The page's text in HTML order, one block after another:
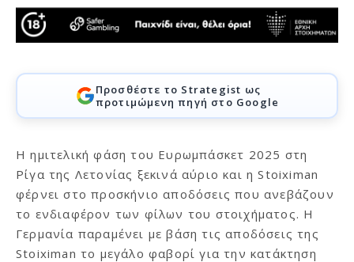
Προσθέστε το Strategist ως
προτιμώμενη πηγή στο Google
Η ημιτελική φάση του Ευρωμπάσκετ 2025 στη
Ρίγα της Λετονίας ξεκινά αύριο και η Stoiximan
φέρνει στο προσκήνιο αποδόσεις που ανεβάζουν
το ενδιαφέρον των φίλων του στοιχήματος. Η
Γερμανία παραμένει με βάση τις αποδόσεις της
Stoiximan το μεγάλο φαβορί για την κατάκτηση